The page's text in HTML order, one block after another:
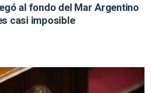
al fondo del Mar Argentino
casi imposible